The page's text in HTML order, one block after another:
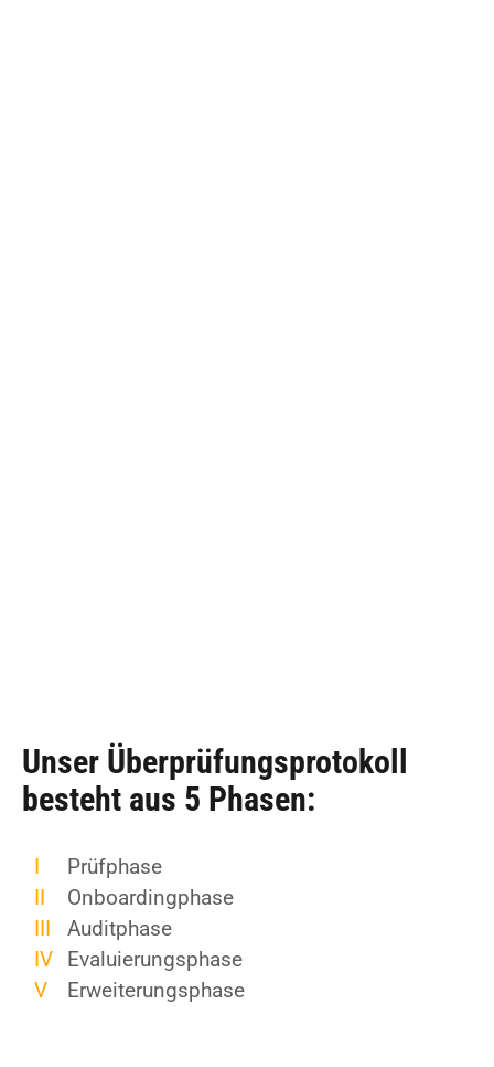
Unser Überprüfungsprotokoll
besteht aus 5 Phasen:
I
Prüfphase
II
Onboardingphase
III
Auditphase
IV
Evaluierungsphase
V
Erweiterungsphase